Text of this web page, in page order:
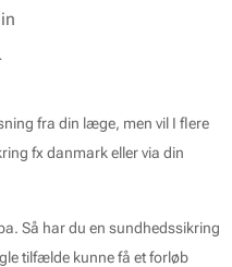
fra din læge, men vil I flere
fx danmark eller via din
Så har du en sundhedssikring
tilfælde kunne få et forløb